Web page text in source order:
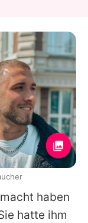
haben
hatte ihm